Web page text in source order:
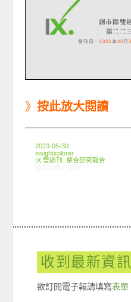
》按此放大閱讀
2023-05-30
insightxplorer
IX 雙週刊
,整合研究報告
收到最新資訊
欲訂閱電子報請填寫表單